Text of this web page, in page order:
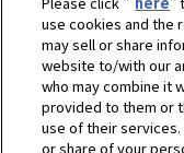
use cookies and the
may sell or share
website to/with our
who may combine it
provided to them or
use of their
or share of your